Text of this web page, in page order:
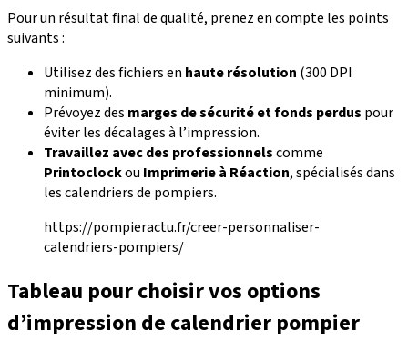
Pour un résultat final de qualité, prenez en compte les points
suivants :
Utilisez des fichiers en haute résolution (300 DPI
minimum).
Prévoyez des marges de sécurité et fonds perdus pour
éviter les décalages à l’impression.
Travaillez avec des professionnelscomme
Printoclockou Imprimerie à Réaction, spécialisés dans
les calendriers de pompiers.
https://pompieractu.fr/creer-personnaliser-
calendriers-pompiers/
Tableau pour choisir vos options
d’impression de calendrier pompier